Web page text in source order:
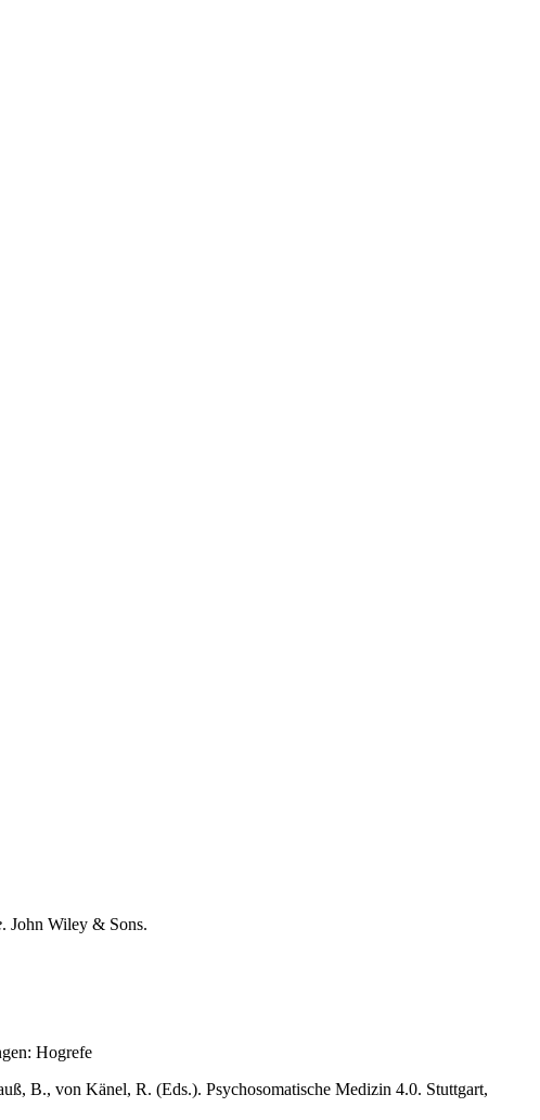
. John Wiley & Sons.
Hogrefe
B., von Känel, R. (Eds.). Psychosomatische Medizin 4.0. Stuttgart,